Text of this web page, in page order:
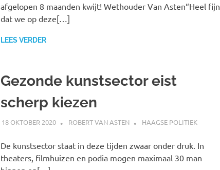
afgelopen 8 maanden kwijt! Wethouder Van Asten“Heel fijn
dat we op deze[…]
LEES VERDER
Gezonde kunstsector eist
scherp kiezen
18 OKTOBER 2020 ROBERT VAN ASTEN HAAGSE POLITIEK
De kunstsector staat in deze tijden zwaar onder druk. In
theaters, filmhuizen en podia mogen maximaal 30 man